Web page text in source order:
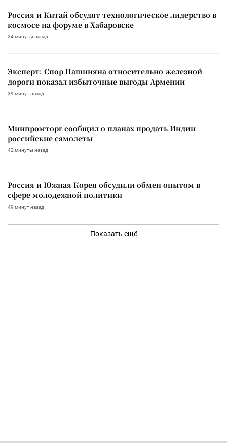
Россия и Китай обсудят технологическое лидерство в
космосе на форуме в Хабаровске
34 минуты назад
Эксперт: Спор Пашиняна относительно железной
дороги показал избыточные выгоды Армении
39 минут назад
Минпромторг сообщил о планах продать Индии
российские самолеты
42 минуты назад
Россия и Южная Корея обсудили обмен опытом в
сфере молодежной политики
49 минут назад
Показать ещё